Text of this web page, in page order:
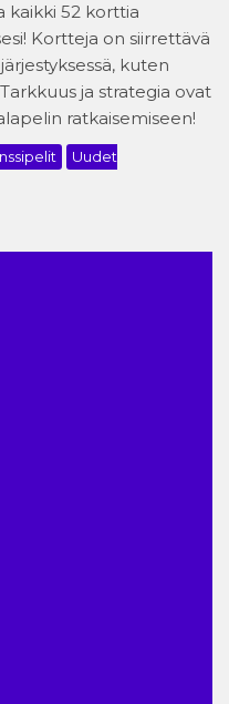
kaikki 52 korttia
Kortteja on siirrettävä
kuten
ja strategia ovat
ratkaisemiseen!
Uudet